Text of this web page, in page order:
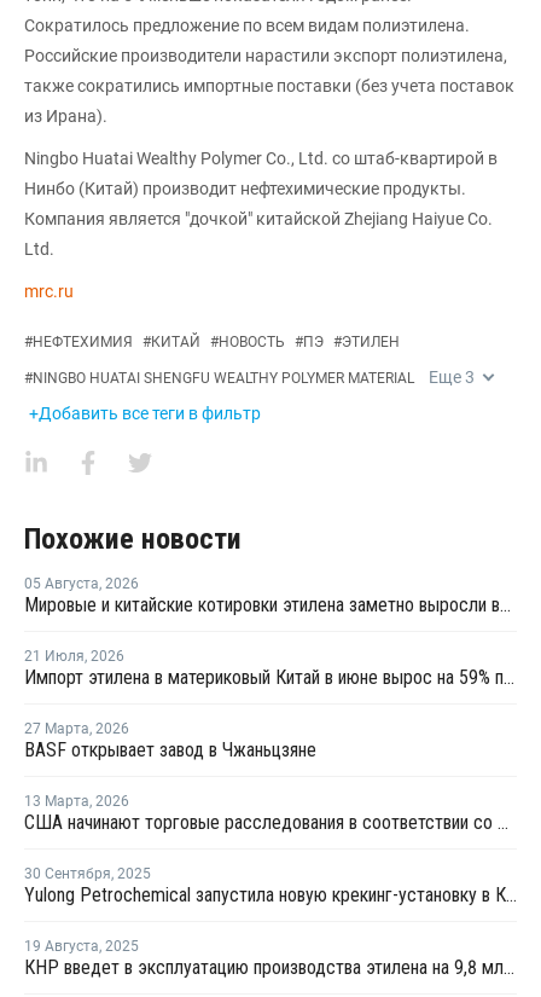
Сократилось предложение по всем видам полиэтилена.
Российские производители нарастили экспорт полиэтилена,
также сократились импортные поставки (без учета поставок
из Ирана).
Ningbo Huatai Wealthy Polymer Co., Ltd. со штаб-квартирой в
Нинбо (Китай) производит нефтехимические продукты.
Компания является "дочкой" китайской Zhejiang Haiyue Co.
Ltd.
mrc.ru
#НЕФТЕХИМИЯ #КИТАЙ #НОВОСТЬ #ПЭ #ЭТИЛЕН
#NINGBO HUATAI SHENGFU WEALTHY POLYMER MATERIAL Еще3
+Добавить все теги в фильтр
Похожие новости
05 Августа, 2026
Мировые и китайские котировки этилена заметно выросли во второй половине июля
21 Июля, 2026
Импорт этилена в материковый Китай в июне вырос на 59% по сравнению с предыдущим месяцем
27 Марта, 2026
BASF открывает завод в Чжаньцзяне
13 Марта, 2026
США начинают торговые расследования в соответствии со статьей 301 в отношении 16 стран, включая ЕС и Китай
30 Сентября, 2025
Yulong Petrochemical запустила новую крекинг-установку в Китае
19 Августа, 2025
КНР введет в эксплуатацию производства этилена на 9,8 млн тонн в 2025 году